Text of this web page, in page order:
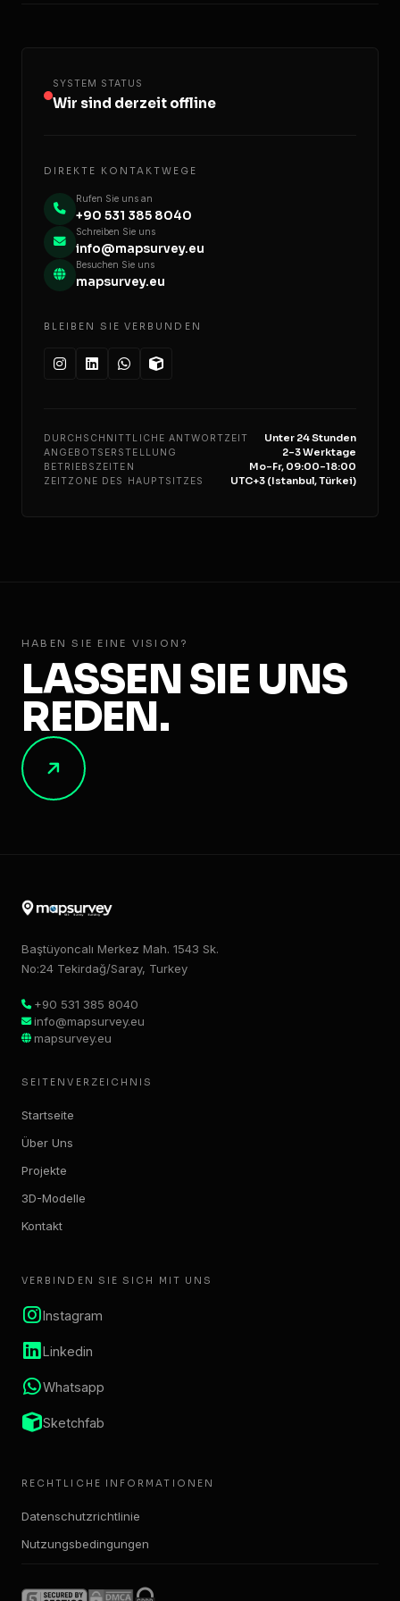
SYSTEM STATUS
Wir sind derzeit offline
DIREKTE KONTAKTWEGE
Rufen Sie uns an
+90 531 385 8040
Schreiben Sie uns
info@mapsurvey.eu
Besuchen Sie uns
mapsurvey.eu
BLEIBEN SIE VERBUNDEN
DURCHSCHNITTLICHE ANTWORTZEIT Unter 24 Stunden
ANGEBOTSERSTELLUNG 2–3 Werktage
BETRIEBSZEITEN Mo–Fr, 09:00–18:00
ZEITZONE DES HAUPTSITZES UTC+3 (Istanbul, Türkei)
HABEN SIE EINE VISION?
LASSEN SIE UNS
REDEN.
Baştüyoncalı Merkez Mah. 1543 Sk.
No:24 Tekirdağ/Saray, Turkey
+90 531 385 8040
info@mapsurvey.eu
mapsurvey.eu
SEITENVERZEICHNIS
Startseite
Über Uns
Projekte
3D-Modelle
Kontakt
VERBINDEN SIE SICH MIT UNS
Instagram
Linkedin
Whatsapp
Sketchfab
RECHTLICHE INFORMATIONEN
Datenschutzrichtlinie
Nutzungsbedingungen